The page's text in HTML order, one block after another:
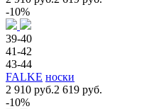
-10%
39-40
41-42
43-44
FALKE носки
2 910 руб.2 619 руб.
-10%